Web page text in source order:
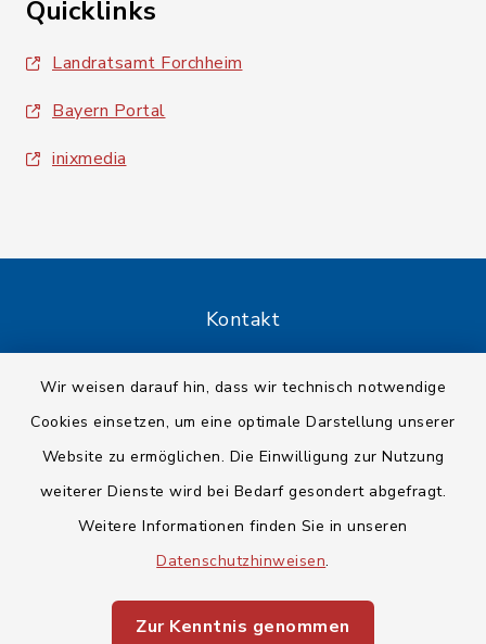
Wir weisen darauf hin, dass wir technisch notwendige
Cookies einsetzen, um eine optimale Darstellung unserer
Website zu ermöglichen. Die Einwilligung zur Nutzung
weiterer Dienste wird bei Bedarf gesondert abgefragt.
Weitere Informationen finden Sie in unseren
Datenschutzhinweisen.
Zur Kenntnis genommen
Quicklinks
Landratsamt Forchheim
Bayern Portal
inixmedia
Kontakt
Barrierefreiheit
Datenschutz
Impressum
Cookie-Einstellungen